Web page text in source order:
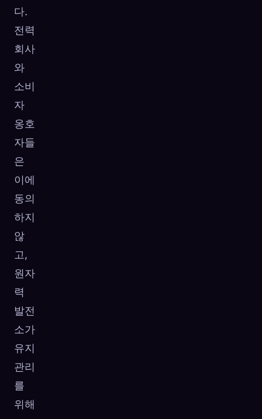
다.
전력
회사
와
소비
자
옹호
자들
은
이에
동의
하지
않
고,
원자
력
발전
소가
유지
관리
를
위해